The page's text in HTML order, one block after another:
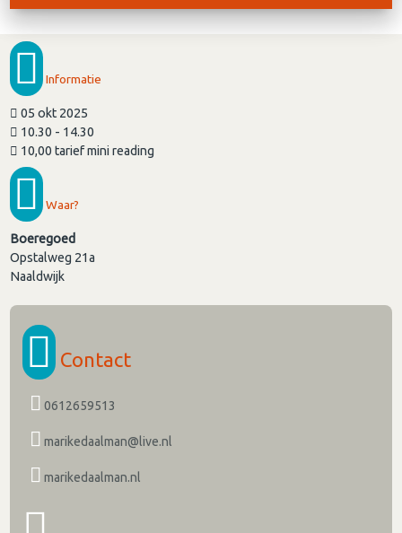
Informatie
05 okt 2025
10.30 - 14.30
10,00 tarief mini reading
Waar?
Boeregoed
Opstalweg 21a
Naaldwijk
Contact
0612659513
marikedaalman@live.nl
marikedaalman.nl